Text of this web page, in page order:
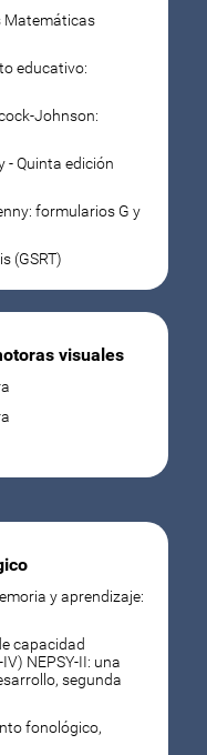
Matemáticas
educativo:
Johnson:
- Quinta edición
formularios G y
(GSRT)
visuales
y aprendizaje:
capacidad
NEPSY-II: una
segunda
fonológico,